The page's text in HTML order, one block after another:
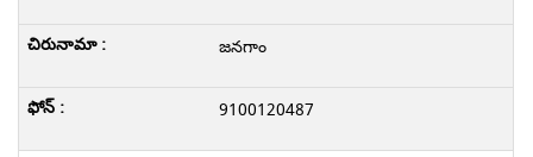
జనగాం
9100120487